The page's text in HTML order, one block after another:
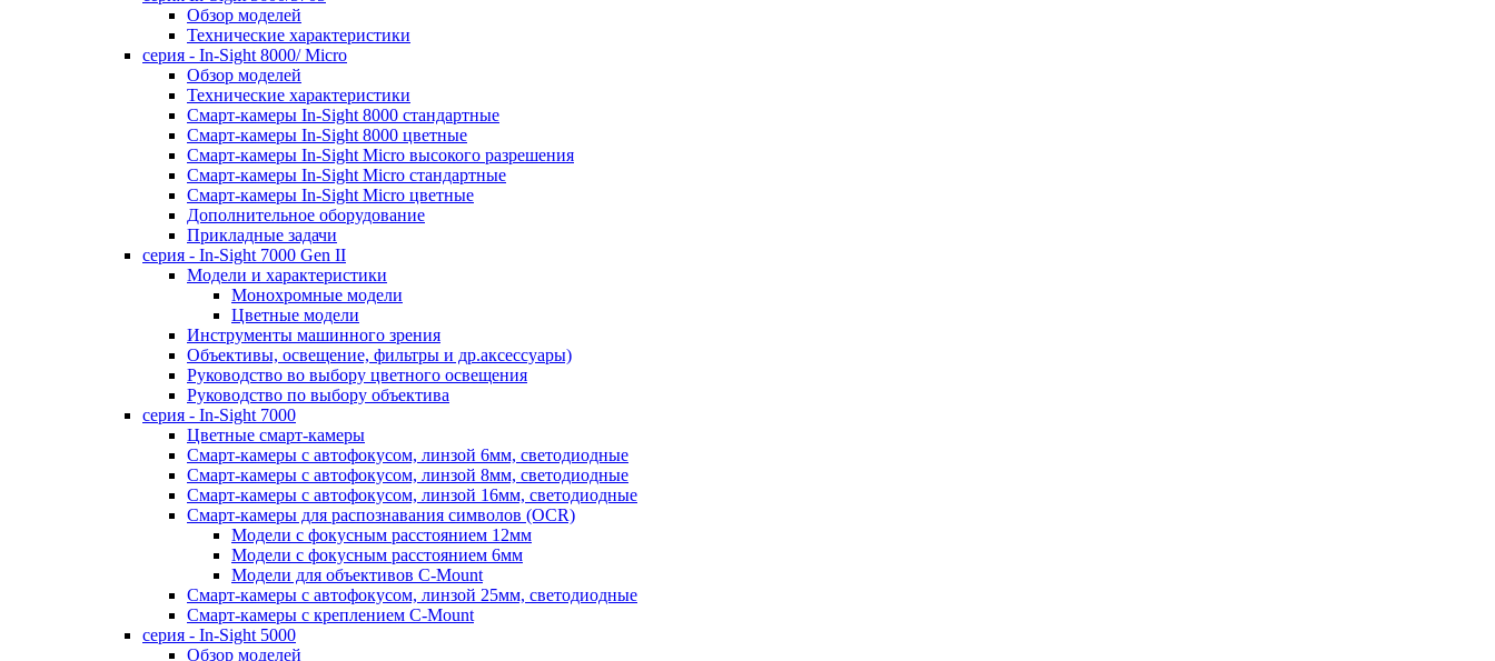
Обзор моделей
Технические характеристики
серия - In-Sight 8000/ Micro
Обзор моделей
Технические характеристики
Смарт-камеры In-Sight 8000 стандартные
Смарт-камеры In-Sight 8000 цветные
Смарт-камеры In-Sight Micro высокого разрешения
Cмарт-камеры In-Sight Micro cтандартные
Cмарт-камеры In-Sight Micro цветные
Дополнительное оборудование
Прикладные задачи
cерия - In-Sight 7000 Gen II
Модели и характеристики
Монохромные модели
Цветные модели
Инструменты машинного зрения
Объективы, освещение, фильтры и др.аксессуары)
Руководство во выбору цветного освещения
Руководство по выбору объектива
серия - In-Sight 7000
Цветные смарт-камеры
Смарт-камеры с автофокусом, линзой 6мм, светодиодные
Смарт-камеры с автофокусом, линзой 8мм, светодиодные
Смарт-камеры с автофокусом, линзой 16мм, светодиодные
Смарт-камеры для распознавания символов (OCR)
Модели с фокусным расстоянием 12мм
Модели с фокусным расстоянием 6мм
Модели для объективов C-Mount
Смарт-камеры с автофокусом, линзой 25мм, светодиодные
Смарт-камеры с креплением C-Mount
серия - In-Sight 5000
Обзор моделей